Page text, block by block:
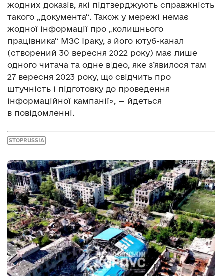
жодних доказів, які підтверджують справжність
такого „документа“. Також у мережі немає
жодної інформації про „колишнього
працівника“ МЗС Іраку, а його ютуб-канал
(створений 30 вересня 2022 року) має лише
одного читача та одне відео, яке з’явилося там
27 вересня 2023 року, що свідчить про
штучність і підготовку до проведення
інформаційної кампанії», — йдеться
в повідомленні.
STOPRUSSIA